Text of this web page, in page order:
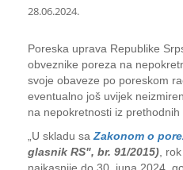
28.06.2024.
Poreska uprava Republike
obveznike poreza na
svoje obaveze po poreskom
eventualno još uvijek
na nepokretnosti iz prethodnih
„U skladu sa Zakonom o
glasnik RS", br. 91/2015) ,